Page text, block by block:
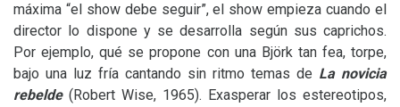
máxima “el show debe seguir”, el show empieza cuando el
director lo dispone y se desarrolla según sus caprichos.
Por ejemplo, qué se propone con una Björk tan fea, torpe,
bajo una luz fría cantando sin ritmo temas de La novicia
rebelde(Robert Wise, 1965). Exasperar los estereotipos,